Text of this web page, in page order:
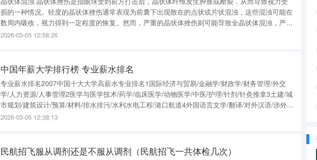
损的一种情况。轻度的晶状体挫伤通常表现为前囊下出现散在的点状或片状混浊，这些混浊可能在
数周内吸收，视力得到一定程度的恢复。然而，严重的晶状体挫伤则可能导致全晶状体混浊，严重
影响视力，甚至可能成为永久性的损伤。 在晶状体挫伤中，晶状体囊膜破裂是一个较为复杂的情
2026-03-05 12:58:26
中国年薪大学排行榜 专业薪水排名
专业薪水排名2007中国十大大学高薪水专业排名1国际经济与贸易/金融学/财政学/财务管理/外交
学/人力资源/人事管理2医学与医学技术/药学/临床医学/动物医学/中医/护理/针剂/针灸推拿3土建/城
市规划/建筑设计/预算/材料/排水排污/水利水电工程/港口航道4外国语言文学/翻译/对外汉语/涉外市
场(网络)营销/英语/多国语言学5计算机科学与软件技术/软件工程师/系统工程师/服务器工程师/程序
2026-03-05 12:38:13
民航招飞服从调剂还是不服从调剂（民航招飞一共体检几次）